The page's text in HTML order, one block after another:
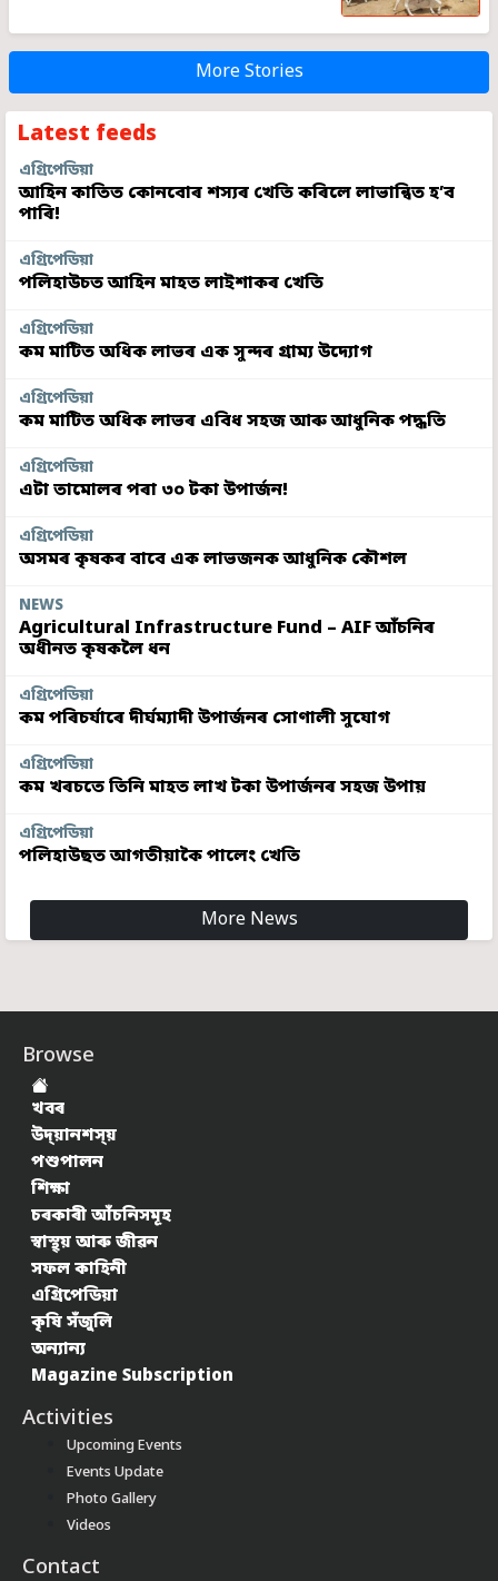
More Stories
Latest feeds
এগ্ৰিপেডিয়া
আহিন কাতিত কোনবোৰ শস্যৰ খেতি কৰিলে লাভান্বিত হ’ব
পাৰি!
এগ্ৰিপেডিয়া
পলিহাউচত আহিন মাহত লাইশাকৰ খেতি
এগ্ৰিপেডিয়া
কম মাটিত অধিক লাভৰ এক সুন্দৰ গ্ৰাম্য উদ্যোগ
এগ্ৰিপেডিয়া
কম মাটিত অধিক লাভৰ এবিধ সহজ আৰু আধুনিক পদ্ধতি
এগ্ৰিপেডিয়া
এটা তামোলৰ পৰা ৩০ টকা উপাৰ্জন!
এগ্ৰিপেডিয়া
অসমৰ কৃষকৰ বাবে এক লাভজনক আধুনিক কৌশল
NEWS
Agricultural Infrastructure Fund – AIF আঁচনিৰ
অধীনত কৃষকলৈ ধন
এগ্ৰিপেডিয়া
কম পৰিচৰ্যাৰে দীৰ্ঘম্যাদী উপাৰ্জনৰ সোণালী সুযোগ
এগ্ৰিপেডিয়া
কম খৰচতে তিনি মাহত লাখ টকা উপাৰ্জনৰ সহজ উপায়
এগ্ৰিপেডিয়া
পলিহাউছত আগতীয়াকৈ পালেং খেতি
More News
Browse
খবৰ
উদ্য়ানশস্য়
পশুপালন
শিক্ষা
চৰকাৰী আঁচনিসমূহ
স্বাস্থ্য় আৰু জীৱন
সফল কাহিনী
এগ্ৰিপেডিয়া
কৃষি সঁজুলি
অন্যান্য
Magazine Subscription
Activities
Upcoming Events
Events Update
Photo Gallery
Videos
Contact